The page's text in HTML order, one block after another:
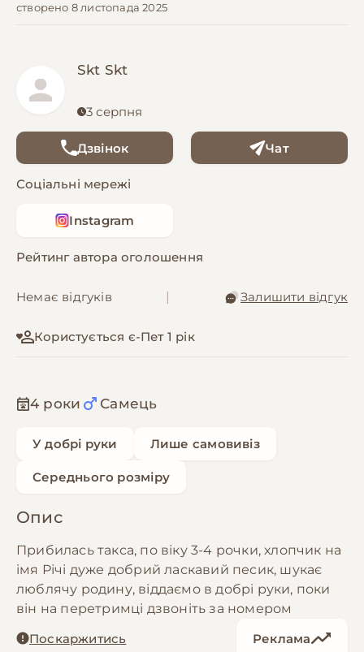
створено 8 листопада 2025
Skt Skt
3 серпня
Дзвінок Чат
Соціальні мережі
Instagram
Рейтинг автора оголошення
Немає відгуків Залишити відгук
Користується є-Пет 1 рік
4 роки Самець
У добрі руки Лише самовивіз
Середнього розміру
Опис
Прибилась такса, по віку 3-4 рочки, хлопчик на
імя Річі дуже добрий ласкавий песик, шукає
люблячу родину, віддаємо в добрі руки, поки
він на перетримці дзвоніть за номером
Поскаржитись
Реклама